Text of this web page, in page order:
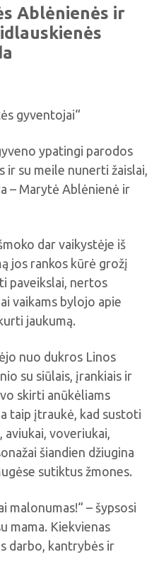
interaktyvi kelionė
ir ženklai Kupiškio krašte
grupės
Ablėnienės ir
gyventojai“
ypatingi parodos
ir su meile nunerti žaislai,
– Marytė Ablėnienė ir
dar vaikystėje iš
jos rankos kūrė grožį
paveikslai, nertos
vaikams bylojo apie
jaukumą.
nuo dukros Linos
su siūlais, įrankiais ir
skirti anūkėliams
taip įtraukė, kad sustoti
aviukai, voveriukai,
šiandien džiugina
sutiktus žmones.
malonumas!“ – šypsosi
mama. Kiekvienas
darbo, kantrybės ir